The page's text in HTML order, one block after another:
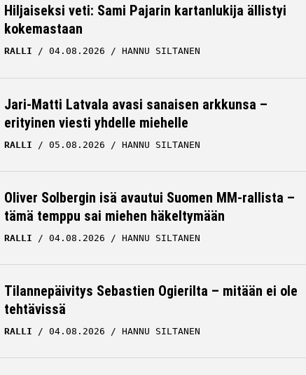
Hiljaiseksi veti: Sami Pajarin kartanlukija ällistyi
kokemastaan
RALLI 04.08.2026 HANNU SILTANEN
Jari-Matti Latvala avasi sanaisen arkkunsa –
erityinen viesti yhdelle miehelle
RALLI 05.08.2026 HANNU SILTANEN
Oliver Solbergin isä avautui Suomen MM-rallista –
tämä temppu sai miehen häkeltymään
RALLI 04.08.2026 HANNU SILTANEN
Tilannepäivitys Sebastien Ogierilta – mitään ei ole
tehtävissä
RALLI 04.08.2026 HANNU SILTANEN